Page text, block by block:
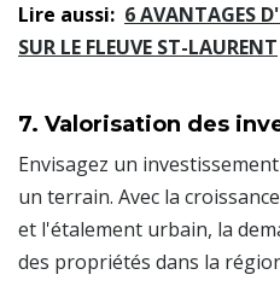
Lire aussi: 6 AVANTAGES
SUR LE FLEUVE ST-LAURENT
7. Valorisation des
Envisagez un
un terrain. Avec la
et l'étalement urbain, la
des propriétés dans la